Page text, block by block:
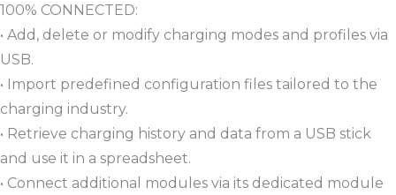
100% CONNECTED:
• Add, delete or modify charging modes and profiles via
USB.
• Import predefined configuration files tailored to the
charging industry.
• Retrieve charging history and data from a USB stick
and use it in a spreadsheet.
• Connect additional modules via its dedicated module